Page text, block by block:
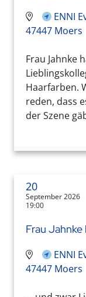
ENNI
47447 Moers
Frau Jahnke
Haarfarben.
reden, dass
der Szene
20
September 2026
19:00
Frau
ENNI
47447 Moers